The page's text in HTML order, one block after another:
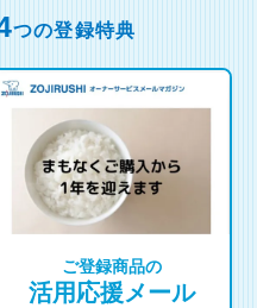
つの登録特典
ご登録商品の
活用応援メール